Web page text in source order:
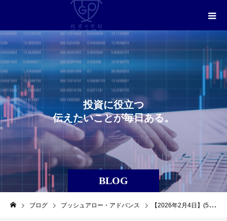
BLOG
投資に役立つ
伝え たいことが毎日ある。
ブログ プッシュアロー・アドバンス 【2026年2月4日】(5803)(フジクラ)を利益確定しました。（プッシュアロー・アドバンス）